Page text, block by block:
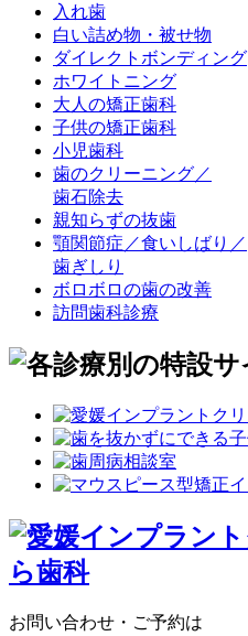
入れ歯
白い詰め物・被せ物
ダイレクトボンディング
ホワイトニング
大人の矯正歯科
子供の矯正歯科
小児歯科
歯のクリーニング／
歯石除去
親知らずの抜歯
顎関節症／食いしばり／
歯ぎしり
ボロボロの歯の改善
訪問歯科診療
お問い合わせ・ご予約は